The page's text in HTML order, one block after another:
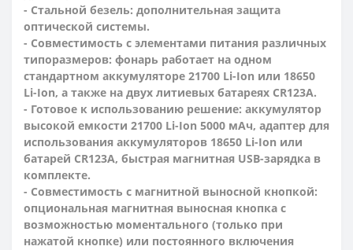
- Стальной безель: дополнительная защита
оптической системы.
- Совместимость с элементами питания различных
типоразмеров: фонарь работает на одном
стандартном аккумуляторе 21700 Li-Ion или 18650
Li-Ion, а также на двух литиевых батареях CR123A.
- Готовое к использованию решение: аккумулятор
высокой емкости 21700 Li-Ion 5000 мАч, адаптер для
использования аккумуляторов 18650 Li-Ion или
батарей CR123A, быстрая магнитная USB-зарядка в
комплекте.
- Совместимость с магнитной выносной кнопкой:
опциональная магнитная выносная кнопка с
возможностью моментального (только при
нажатой кнопке) или постоянного включения